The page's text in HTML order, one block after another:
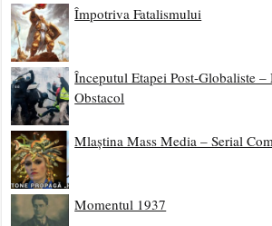
Împotriva Fatalismului
Începutul Etapei Post-Globaliste
Obstacol
Mlaștina Mass Media – Serial
Momentul 1937